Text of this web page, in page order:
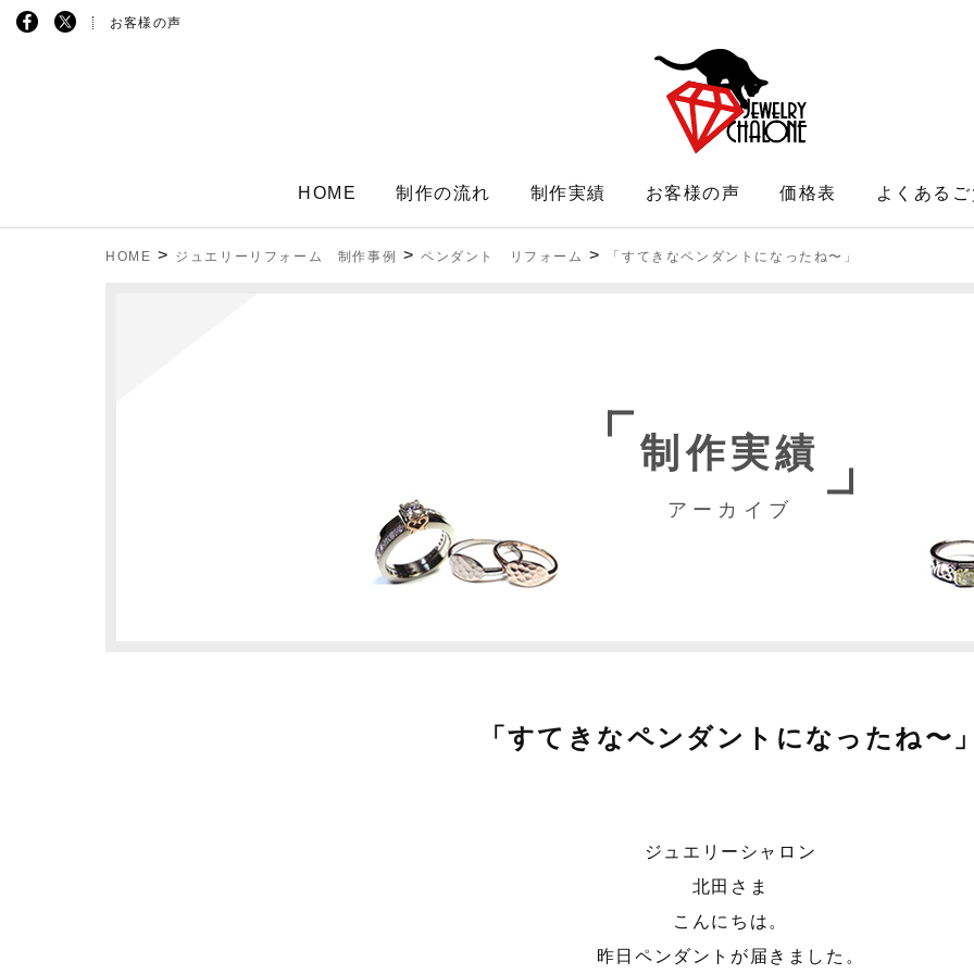
お客様の声
HOME 制作の流れ 制作実績 お客様の声 価格表 よくある
HOME > ジュエリーリフォーム 制作事例 >ペンダント リフォーム > 「すてきなペンダントになったね〜」
制作実績
アーカイブ
「すてきなペンダントになったね〜
ジュエリーシャロン
北田さま
こんにちは。
昨日ペンダントが届きました。